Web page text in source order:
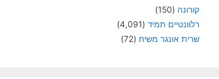
קורונה (150)
רלוונטיים תמיד (4,091)
שרית אונגר משיח (72)